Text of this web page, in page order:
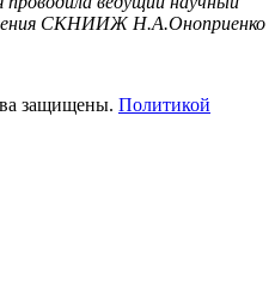
СКНИИЖ Н.А.Оноприенко
защищены. Политикой